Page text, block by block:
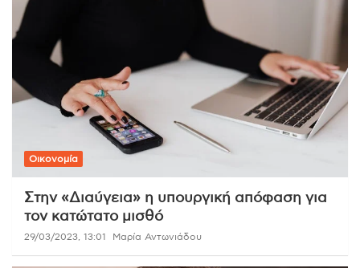
Οικονομία
Στην «Διαύγεια» η υπουργική απόφαση για
τον κατώτατο μισθό
29/03/2023, 13:01 Μαρία Αντωνιάδου